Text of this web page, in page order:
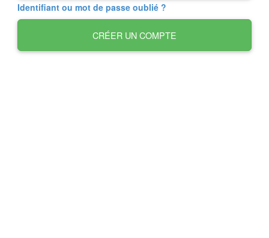
Identifiant ou mot de passe oublié ?
CRÉER UN COMPTE